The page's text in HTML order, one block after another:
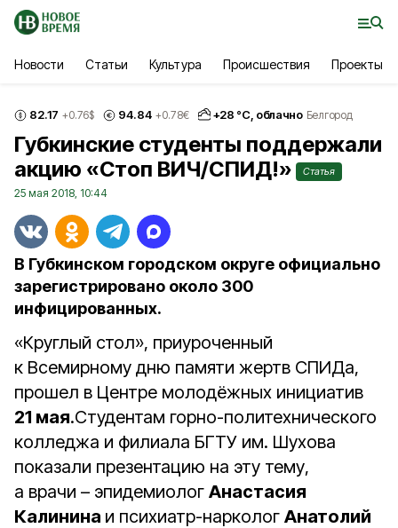
Новости Статьи Культура Происшествия Проекты
82.17 +0.76$ 94.84 +0.78€ +28 °С, облачно Белгород
Губкинские студенты поддержали
акцию «Стоп ВИЧ/СПИД!»
Статья
25 мая 2018, 10:44
В Губкинском городском округе официально
зарегистрировано около 300
инфицированных.
«Круглый стол», приуроченный
к Всемирному дню памяти жертв СПИДа,
прошел в Центре молодёжных инициатив
21 мая.Студентам горно-политехнического
колледжа и филиала БГТУ им. Шухова
показали презентацию на эту тему,
а врачи – эпидемиолог Анастасия
Калинина и психиатр-нарколог Анатолий